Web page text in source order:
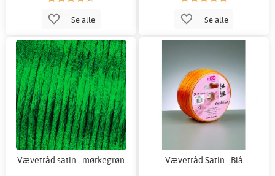
Se alle Se alle
Vævetråd satin - mørkegrøn Vævetråd Satin - Blå